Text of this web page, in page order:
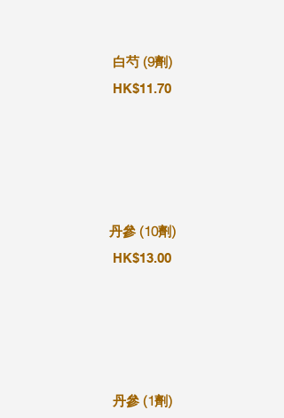
白芍 (9劑)
HK$11.70
丹參 (10劑)
HK$13.00
丹參 (1劑)